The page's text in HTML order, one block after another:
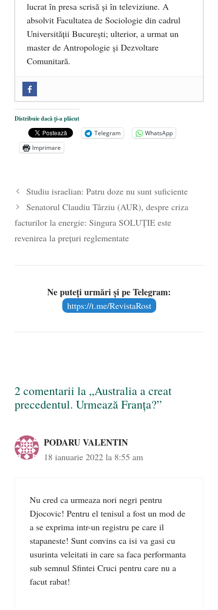
lucrat în presa scrisă și în televiziune. A
absolvit Facultatea de Sociologie din cadrul
Universității București; ulterior, a urmat un
master de Antropologie și Dezvoltare
Comunitară.
Mănăstirea „Sfânta Ana” Rohia. Părintele
Nicolae Steinhardt, comemorat la 102 ani
de la naștere - 29 iulie 2024
„Carnea cultivată” în laborator, tot mai
Părintele mărturisitor Constantin
- 27 iulie 2024
Distribuie dacă ți-a plăcut
Telegram
WhatsApp
Imprimare
Studiu israelian: Patru doze nu sunt suficiente
Senatorul Claudiu Târziu (AUR), despre criza
facturilor la energie: Singura SOLUȚIE este
revenirea la prețuri reglementate
Ne puteți urmări și pe Telegram:
https://t.me/RevistaRost
2 comentarii la „Australia a creat
precedentul. Urmează Franța?”
PODARU VALENTIN
18 ianuarie 2022 la 8:55 am
Nu cred ca urmeaza nori negri pentru
Djocovic! Pentru el tenisul a fost un mod de
a se exprima intr-un registru pe care il
stapaneste! Sunt convins ca isi va gasi cu
usurinta veleitati in care sa faca performanta
sub semnul Sfintei Cruci pentru care nu a
facut rabat!